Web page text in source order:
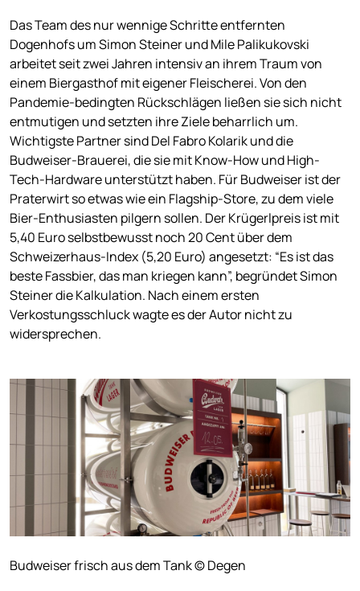
Das Team des nur wennige Schritte entfernten
Dogenhofs um Simon Steiner und Mile Palikukovski
arbeitet seit zwei Jahren intensiv an ihrem Traum von
einem Biergasthof mit eigener Fleischerei. Von den
Pandemie-bedingten Rückschlägen ließen sie sich nicht
entmutigen und setzten ihre Ziele beharrlich um.
Wichtigste Partner sind Del Fabro Kolarik und die
Budweiser-Brauerei, die sie mit Know-How und High-
Tech-Hardware unterstützt haben. Für Budweiser ist der
Praterwirt so etwas wie ein Flagship-Store, zu dem viele
Bier-Enthusiasten pilgern sollen. Der Krügerlpreis ist mit
5,40 Euro selbstbewusst noch 20 Cent über dem
Schweizerhaus-Index (5,20 Euro) angesetzt: “Es ist das
beste Fassbier, das man kriegen kann”, begründet Simon
Steiner die Kalkulation. Nach einem ersten
Verkostungsschluck wagte es der Autor nicht zu
widersprechen.
Budweiser frisch aus dem Tank © Degen